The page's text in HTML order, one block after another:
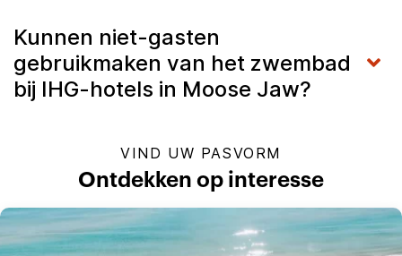
Kunnen niet-gasten
gebruikmaken van het zwembad
bij IHG-hotels in Moose Jaw?
VIND UW PASVORM
Ontdekken op interesse